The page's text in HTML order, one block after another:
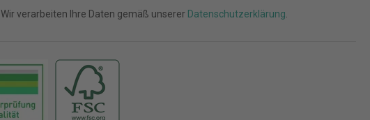
Wir verarbeiten Ihre Daten gemäß unserer Datenschutzerklärung